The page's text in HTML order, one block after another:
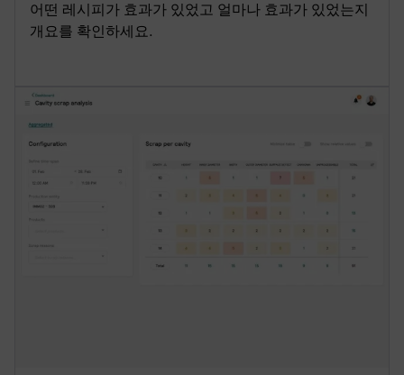
어떤 레시피가 효과가 있었고 얼마나 효과가 있었는지
개요를 확인하세요.